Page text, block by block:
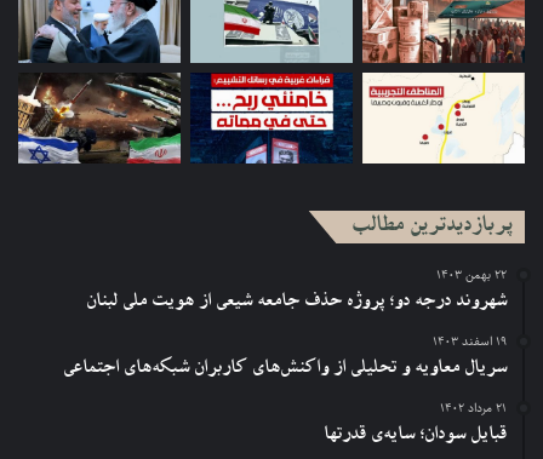
ابن تیمیه تصوف
پربازدیدترین مطالب
۲۲ بهمن ۱۴۰۳
شهروند درجه دو؛ پروژه حذف جامعه شیعی از هویت ملی لبنان
۱۹ اسفند ۱۴۰۳
سریال معاویه و تحلیلی از واکنش‌های کاربران شبکه‌های اجتماعی
۲۱ مرداد ۱۴۰۲
قبایل سودان؛ سایه‌ی قدرتها